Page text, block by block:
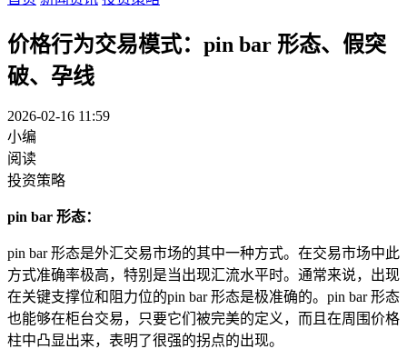
价格行为交易模式：pin bar 形态、假突
破、孕线
2026-02-16 11:59
小编
阅读
投资策略
pin bar 形态：
pin bar 形态是外汇交易市场的其中一种方式。在交易市场中此
方式准确率极高，特别是当出现汇流水平时。通常来说，出现
在关键支撑位和阻力位的pin bar 形态是极准确的。pin bar 形态
也能够在柜台交易，只要它们被完美的定义，而且在周围价格
柱中凸显出来，表明了很强的拐点的出现。